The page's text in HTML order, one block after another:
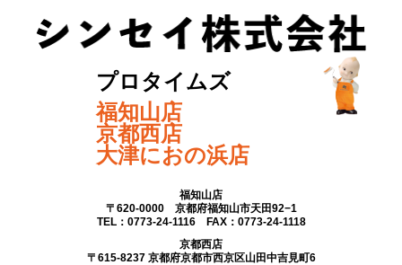
プロタイムズ
福知山店
京都西店
大津におの浜店
福知山店
〒620-0000 京都府福知山市天田92−1
TEL：0773-24-1116 FAX：0773-24-1118
京都西店
〒615-8237 京都府京都市西京区山田中吉見町6